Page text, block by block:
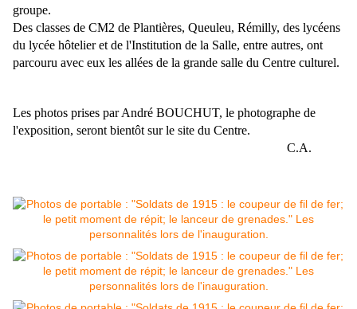
groupe.
Des classes de CM2 de Plantières, Queuleu, Rémilly, des lycéens
du lycée hôtelier et de l'Institution de la Salle, entre autres, ont
parcouru avec eux les allées de la grande salle du Centre culturel.
Les photos prises par André BOUCHUT, le photographe de
l'exposition, seront bientôt sur le site du Centre.
C.A.